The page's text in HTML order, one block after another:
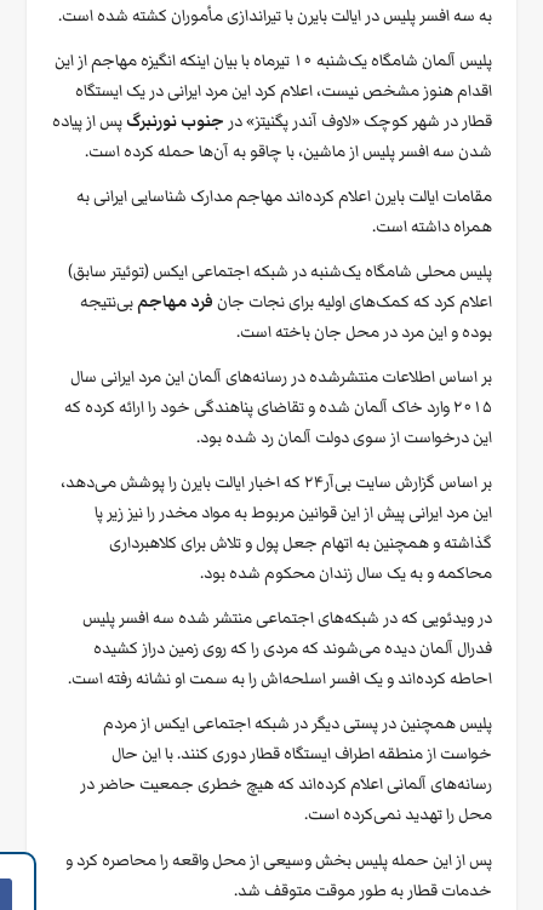
به سه افسر پلیس در ایالت بایرن با تیراندازی مأموران کشته شده است.
پلیس آلمان شامگاه یک‌شنبه ۱۰ تیرماه با بیان اینکه انگیزه مهاجم از این
اقدام هنوز مشخص نیست، اعلام کرد این مرد ایرانی در یک ایستگاه
قطار در شهر کوچک «لاوف آندر پگنیتز» در جنوب نورنبرگپس از پیاده
شدن سه افسر پلیس از ماشین، با چاقو به آن‌ها حمله کرده است.
مقامات ایالت بایرن اعلام‌ کرده‌اند مهاجم مدارک شناسایی ایرانی به
همراه داشته است.
پلیس محلی شامگاه یک‌شنبه در شبکه اجتماعی ایکس (توئیتر سابق)
اعلام کرد که کمک‌های اولیه برای نجات جانفرد مهاجمبی‌نتیجه
بوده و این مرد در محل جان باخته است.
بر اساس اطلاعات منتشرشده در رسانه‌های آلمان این مرد ایرانی سال
۲۰۱۵ وارد خاک آلمان شده و تقاضای پناهندگی خود را ارائه کرده که
این درخواست از سوی دولت آلمان رد شده بود.
بر اساس گزارش سایت بی‌آر۲۴ که اخبار ایالت بایرن را پوشش می‌‌دهد،
این مرد ایرانی پیش از این قوانین مربوط به مواد مخدر را نیز زیر پا
گذاشته و همچنین به اتهام جعل پول و تلاش برای کلاهبرداری
محاکمه و به یک سال زندان محکوم شده بود.
در ویدئویی که در شبکه‌های اجتماعی منتشر شده سه افسر پلیس
فدرال آلمان دیده می‌شوند که مردی را که روی زمین دراز کشیده
احاطه کرده‌اند و یک افسر اسلحه‌اش را به سمت او نشانه رفته است.
پلیس همچنین در پستی دیگر در شبکه اجتماعی ایکس از مردم
خواست از منطقه اطراف ایستگاه قطار دوری کنند. با این حال
رسانه‌های آلمانی اعلام کرده‌اند که هیچ خطری جمعیت حاضر در
محل را تهدید نمی‌کرده است.
پس از این حمله پلیس بخش وسیعی از محل واقعه را محاصره کرد و
خدمات قطار به طور موقت متوقف شد.